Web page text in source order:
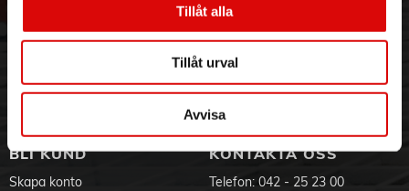
Tillåt alla
Tillåt urval
Avvisa
Visselblåsning
Aktuellt på Order
Ansökan om RMA
Godsefterlysning & Felleverans
Integritetspolicy
Om cookies
BLI KUND
Skapa konto
KONTAKTA OSS
Telefon: 042 - 25 23 00